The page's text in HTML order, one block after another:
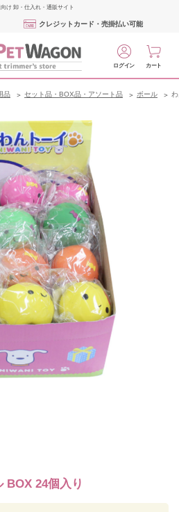
け 卸・仕入れ・通販サイト
クレジットカード・売掛払い可能
ログイン カート
品 セット品・BOX品・アソート品 ボール
BOX 24個入り